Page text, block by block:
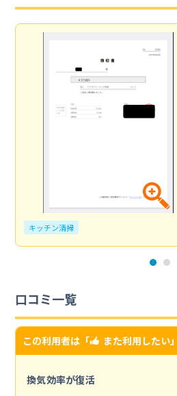
キッチン清掃
口コミ一覧
この利用者は「 また利用したい
換気効率が復活